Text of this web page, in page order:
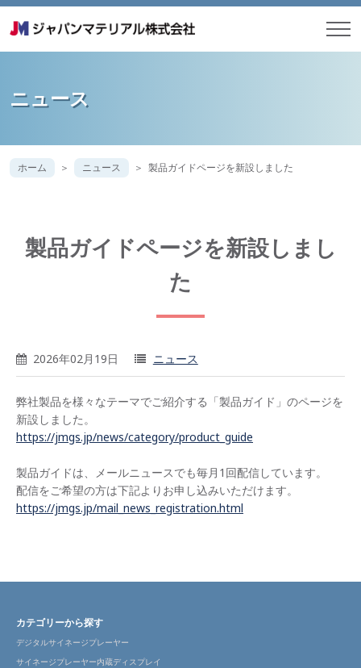
ニュース
ホーム ニュース 製品ガイドページを新設しました
製品ガイドページを新設しまし
た
2026年02月19日 ニュース
弊社製品を様々なテーマでご紹介する「製品ガイド」のページを
新設しました。
https://jmgs.jp/news/category/product_guide
製品ガイドは、メールニュースでも毎月1回配信しています。
配信をご希望の方は下記よりお申し込みいただけます。
https://jmgs.jp/mail_news_registration.html
カテゴリーから探す
デジタルサイネージプレーヤー
サイネージプレーヤー内蔵ディスプレイ